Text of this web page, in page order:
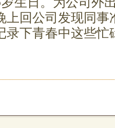
上回公司发现同
录下青春中这些忙